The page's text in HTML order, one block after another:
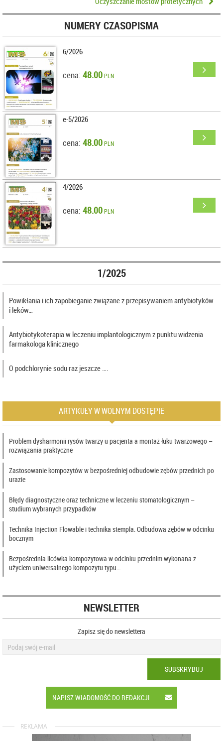
NUMERY CZASOPISMA
6/2026
cena: 48.00PLN
e-5/2026
cena: 48.00PLN
4/2026
cena: 48.00PLN
1/2025
Powikłania i ich zapobieganie związane z przepisywaniem antybiotyków
i leków…
Antybiotykoterapia w leczeniu implantologicznym z punktu widzenia
farmakologa klinicznego
O podchlorynie sodu raz jeszcze ….
ARTYKUŁY W WOLNYM DOSTĘPIE
Problem dysharmonii rysów twarzy u pacjenta a montaż łuku twarzowego –
rozwiązania praktyczne
Zastosowanie kompozytów w bezpośredniej odbudowie zębów przednich po
urazie
Błędy diagnostyczne oraz techniczne w leczeniu stomatologicznym –
studium wybranych przypadków
Technika Injection Flowable i technika stempla. Odbudowa zębów w odcinku
bocznym
Bezpośrednia licówka kompozytowa w odcinku przednim wykonana z
użyciem uniwersalnego kompozytu typu…
NEWSLETTER
Zapisz się do newslettera
SUBSKRYBUJ
NAPISZ WIADOMOŚĆ DO REDAKCJI
REKLAMA